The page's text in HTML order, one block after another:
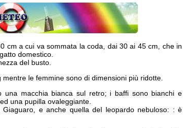
cm a cui va sommata la coda, dai 30 ai 45 cm, che in
domestico.
del busto.
le femmine sono di dimensioni più ridotte.
una macchia bianca sul retro; i baffi sono bianchi e
una pupilla ovaleggiante.
e anche quella del leopardo nebuloso: : è